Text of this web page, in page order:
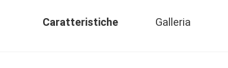
Caratteristiche Galleria